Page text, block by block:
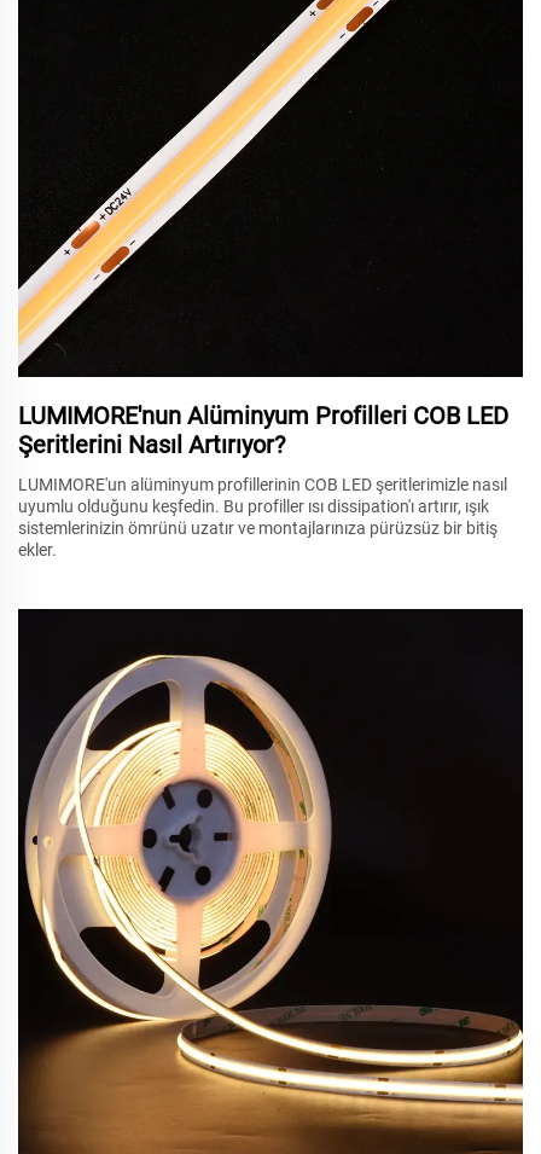
LUMIMORE'nun Alüminyum Profilleri COB LED
Şeritlerini Nasıl Artırıyor?
LUMIMORE'un alüminyum profillerinin COB LED şeritlerimizle nasıl
uyumlu olduğunu keşfedin. Bu profiller ısı dissipation'ı artırır, ışık
sistemlerinizin ömrünü uzatır ve montajlarınıza pürüzsüz bir bitiş
ekler.